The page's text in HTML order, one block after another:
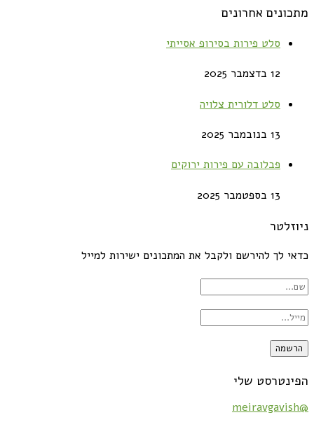
מתכונים אחרונים
סלט פירות בסירופ אסייתי
12 בדצמבר 2025
סלט דלורית צלויה
13 בנובמבר 2025
פבלובה עם פירות ירוקים
13 בספטמבר 2025
ניוזלטר
כדאי לך להירשם ולקבל את המתכונים ישירות למייל
הפינטרסט שלי
@meiravgavish